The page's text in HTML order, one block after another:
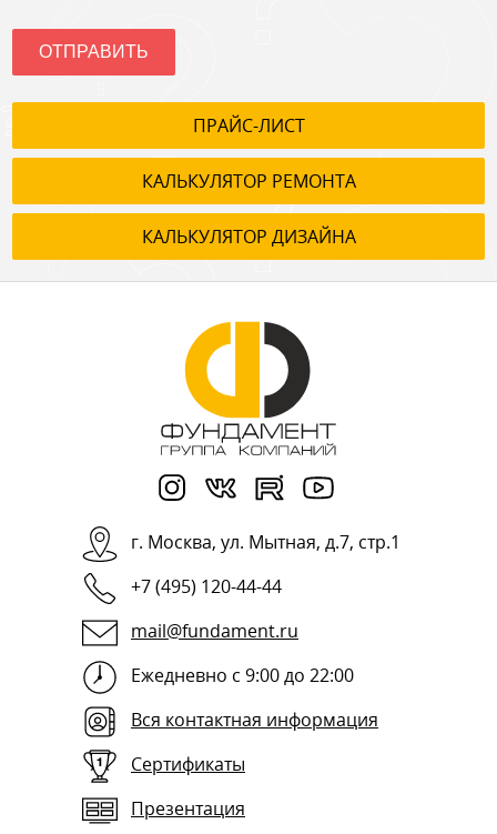
ОТПРАВИТЬ
ПРАЙС-ЛИСТ
КАЛЬКУЛЯТОР РЕМОНТА
КАЛЬКУЛЯТОР ДИЗАЙНА
г. Москва, ул. Мытная, д.7, стр.1
+7 (495) 120-44-44
mail@fundament.ru
Ежедневно с 9:00 до 22:00
Вся контактная информация
Сертификаты
Презентация